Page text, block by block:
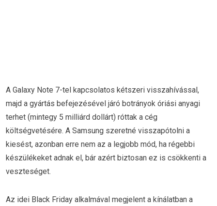
A Galaxy Note 7-tel kapcsolatos kétszeri visszahívással,
majd a gyártás befejezésével járó botrányok óriási anyagi
terhet (mintegy 5 milliárd dollárt) róttak a cég
költségvetésére. A Samsung szeretné visszapótolni a
kiesést, azonban erre nem az a legjobb mód, ha régebbi
készülékeket adnak el, bár azért biztosan ez is csökkenti a
veszteséget.
Az idei Black Friday alkalmával megjelent a kínálatban a